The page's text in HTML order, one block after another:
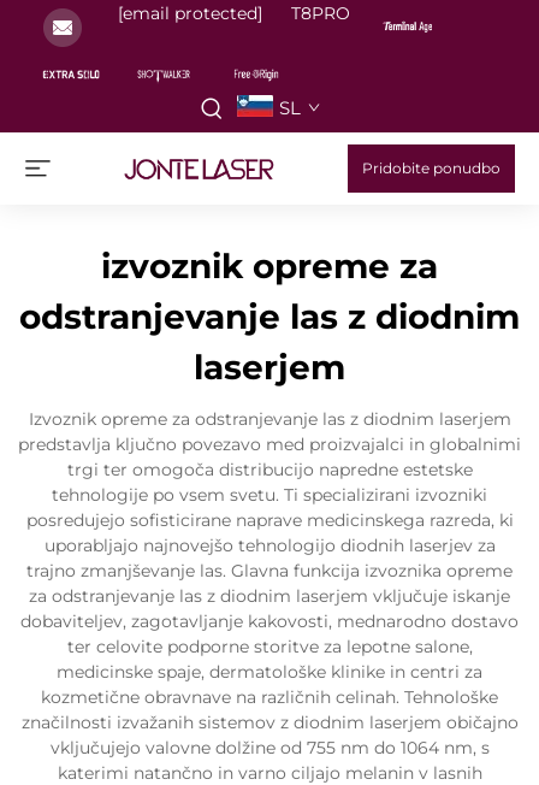
[email protected] T8PRO
SL
Pridobite ponudbo
izvoznik opreme za
odstranjevanje las z diodnim
laserjem
Izvoznik opreme za odstranjevanje las z diodnim laserjem
predstavlja ključno povezavo med proizvajalci in globalnimi
trgi ter omogoča distribucijo napredne estetske
tehnologije po vsem svetu. Ti specializirani izvozniki
posredujejo sofisticirane naprave medicinskega razreda, ki
uporabljajo najnovejšo tehnologijo diodnih laserjev za
trajno zmanjševanje las. Glavna funkcija izvoznika opreme
za odstranjevanje las z diodnim laserjem vključuje iskanje
dobaviteljev, zagotavljanje kakovosti, mednarodno dostavo
ter celovite podporne storitve za lepotne salone,
medicinske spaje, dermatološke klinike in centri za
kozmetične obravnave na različnih celinah. Tehnološke
značilnosti izvažanih sistemov z diodnim laserjem običajno
vključujejo valovne dolžine od 755 nm do 1064 nm, s
katerimi natančno in varno ciljajo melanin v lasnih